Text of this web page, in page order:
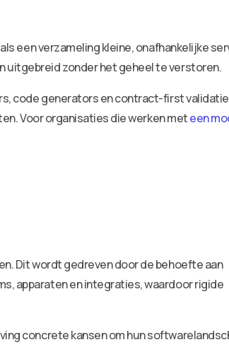
een verzameling kleine, onafhankelijke
uitgebreid zonder het geheel te verstoren.
code generators en contract-first
Voor organisaties die werken meteen
Dit wordt gedreven door de behoefte aan
apparaten en integraties, waardoor rigide
concrete kansen om hun